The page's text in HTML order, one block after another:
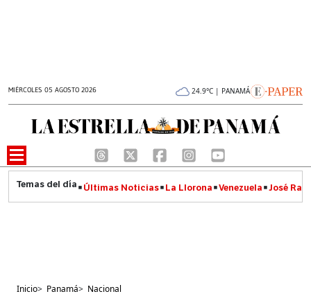
MIÉRCOLES 05 AGOSTO 2026 24.9°C | PANAMÁ
Últimas Noticias La Llorona Venezuela José
Inicio> Panamá> Nacional